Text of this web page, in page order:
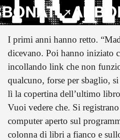
I primi anni hanno retto.
dicevano. Poi hanno iniziato
incollando link che non
qualcuno, forse per sbaglio, si
lì la copertina dell’ultimo
Vuoi vedere che. Si
computer aperto sul
colonna di libri a fianco e